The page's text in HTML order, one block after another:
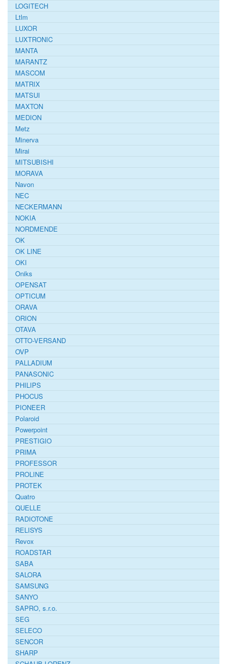
LOGITECH
Ltlm
LUXOR
LUXTRONIC
MANTA
MARANTZ
MASCOM
MATRIX
MATSUI
MAXTON
MEDION
Metz
Minerva
Mirai
MITSUBISHI
MORAVA
Navon
NEC
NECKERMANN
NOKIA
NORDMENDE
OK
OK LINE
OKI
Oniks
OPENSAT
OPTICUM
ORAVA
ORION
OTAVA
OTTO-VERSAND
OVP
PALLADIUM
PANASONIC
PHILIPS
PHOCUS
PIONEER
Polaroid
Powerpoint
PRESTIGIO
PRIMA
PROFESSOR
PROLINE
PROTEK
Quatro
QUELLE
RADIOTONE
RELISYS
Revox
ROADSTAR
SABA
SALORA
SAMSUNG
SANYO
SAPRO, s.r.o.
SEG
SELECO
SENCOR
SHARP